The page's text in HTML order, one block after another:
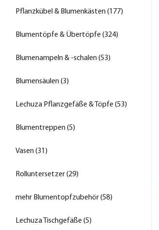
Pflanzkübel & Blumenkästen (177)
Blumentöpfe & Übertöpfe (324)
Blumenampeln & -schalen (53)
Blumensäulen (3)
Lechuza Pflanzgefäße & Töpfe (53)
Blumentreppen (5)
Vasen (31)
Rolluntersetzer (29)
mehr Blumentopfzubehör (58)
Lechuza Tischgefäße (5)